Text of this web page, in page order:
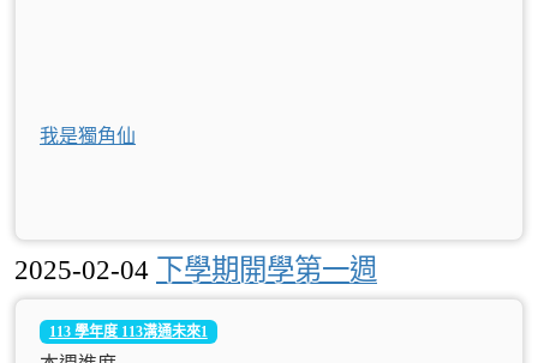
我是獨角仙
2025-02-04 下學期開學第一週
113 學年度 113溝通未來1